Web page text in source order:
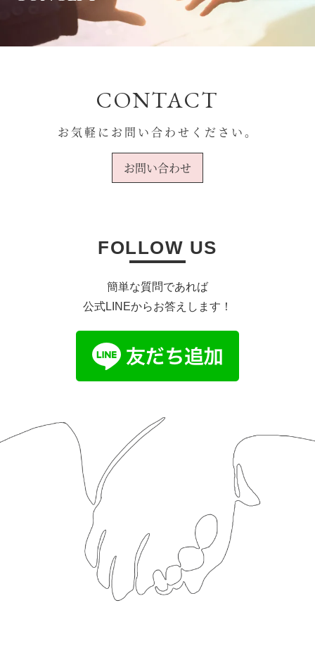
CONTACT
お気軽にお問い合わせください。
お問い合わせ
FOLLOW US
簡単な質問であれば
公式LINEからお答えします！